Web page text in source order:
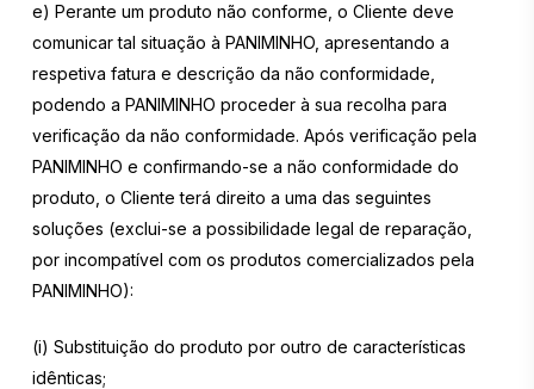
e) Perante um produto não conforme, o Cliente deve
comunicar tal situação à PANIMINHO, apresentando a
respetiva fatura e descrição da não conformidade,
podendo a PANIMINHO proceder à sua recolha para
verificação da não conformidade. Após verificação pela
PANIMINHO e confirmando-se a não conformidade do
produto, o Cliente terá direito a uma das seguintes
soluções (exclui-se a possibilidade legal de reparação,
por incompatível com os produtos comercializados pela
PANIMINHO):
(i) Substituição do produto por outro de características
idênticas;